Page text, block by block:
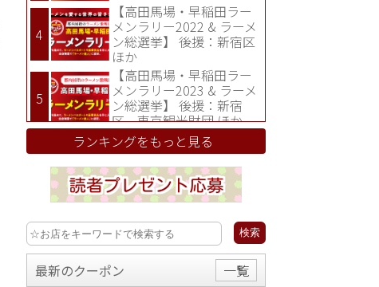
【高田馬場・早稲田ラー
メンラリー2022 & ラーメ
ン総選挙】 後援：新宿区
ほか
【高田馬場・早稲田ラー
メンラリー2023 & ラーメ
ン総選挙】 後援：新宿
区、東京観光財団 ほか
ランキングをもっと見る
最新のクーポン
一覧